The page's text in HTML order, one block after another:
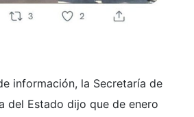
información, la Secretaría de
del Estado dijo que de enero